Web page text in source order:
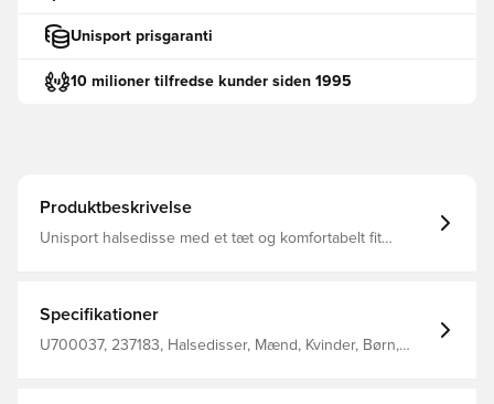
Unisport prisgaranti
10 milioner tilfredse kunder siden 1995
Produktbeskrivelse
Unisport halsedisse med et tæt og komfortabelt fit
Specifikationer
U700037, 237183, Halsedisser, Mænd, Kvinder, Børn,